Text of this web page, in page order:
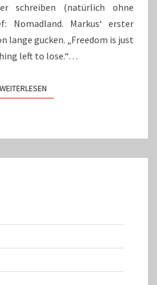
schreiben (natürlich ohne
Nomadland. Markus‘ erster
lange gucken. „Freedom is just
left to lose.“…
WEITERLESENWEITERLESEN